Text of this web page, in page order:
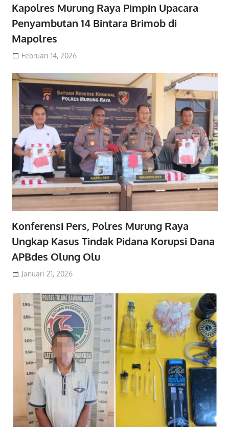
Kapolres Murung Raya Pimpin Upacara
Penyambutan 14 Bintara Brimob di
Mapolres
Februari 14, 2026
Konferensi Pers, Polres Murung Raya
Ungkap Kasus Tindak Pidana Korupsi Dana
APBdes Olung Olu
Januari 21, 2026